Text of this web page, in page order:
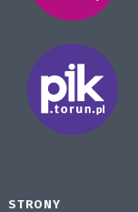
STRONY